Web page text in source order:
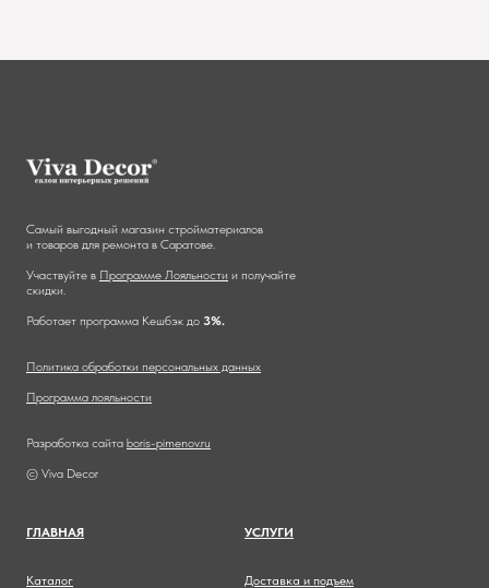
Самый выгодный магазин стройматериалов
и товаров для ремонта в Саратове.
Участвуйте в Программе Лояльности и получайте
скидки.
Работает программа Кешбэк до 3%.
Политика обработки персональных данных
Программа лояльности
Разработка сайта boris-pimenov.ru
© Viva Decor
ГЛАВНАЯ
Каталог
УСЛУГИ
Доставка и подъем